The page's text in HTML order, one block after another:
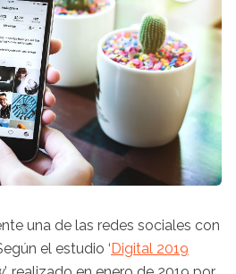
una de las redes sociales con
el estudio ‘ Digital 2019